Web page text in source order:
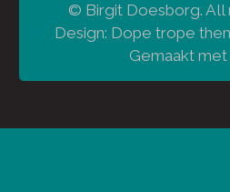
© Birgit Doesborg. All
Design: Dope trope
Gemaakt met